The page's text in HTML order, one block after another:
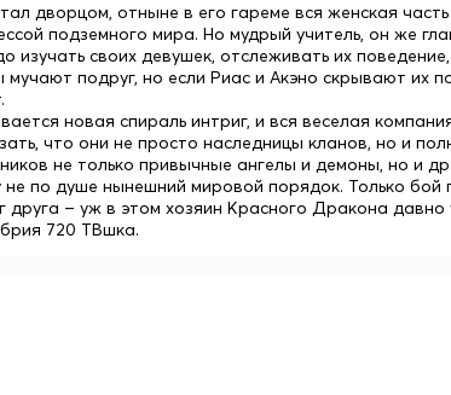
дворцом, отныне в его гареме вся женская
подземного мира. Но мудрый учитель, он же
изучать своих девушек, отслеживать их
подруг, но если Риас и Акэно скрывают их
новая спираль интриг, и вся веселая
что они не просто наследницы кланов, но и
не только привычные ангелы и демоны, но и
по душе нынешний мировой порядок. Только бой
друга – уж в этом хозяин Красного Дракона давно
720 ТВшка.